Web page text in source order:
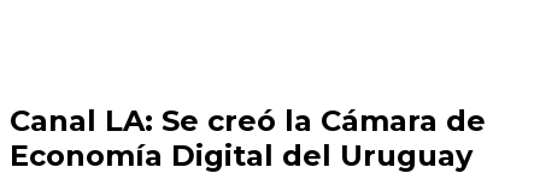
Canal LA: Se creó la Cámara de
Economía Digital del Uruguay